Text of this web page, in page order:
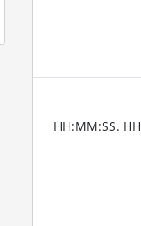
أدخِل الطوابع الزمنية للمقاطع التي تريد قص الفيديو عندها. الصيغة هي HH:MM:SS. HH